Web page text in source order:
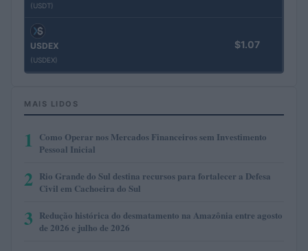
(USDT)
USDEX
(USDEX)
$1.07
MAIS LIDOS
1
Como Operar nos Mercados Financeiros sem Investimento
Pessoal Inicial
2 Rio Grande do Sul destina recursos para fortalecer a Defesa
Civil em Cachoeira do Sul
3 Redução histórica do desmatamento na Amazônia entre agosto
de 2026 e julho de 2026